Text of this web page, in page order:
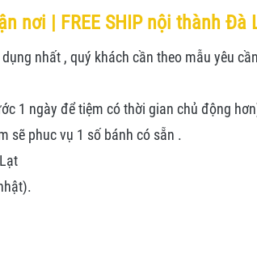
nơi | FREE SHIP nội thành Đà
nhất , quý khách cần theo mẫu yêu
1 ngày để tiệm có thời gian chủ động
sẽ phuc vụ 1 số bánh có sẵn .